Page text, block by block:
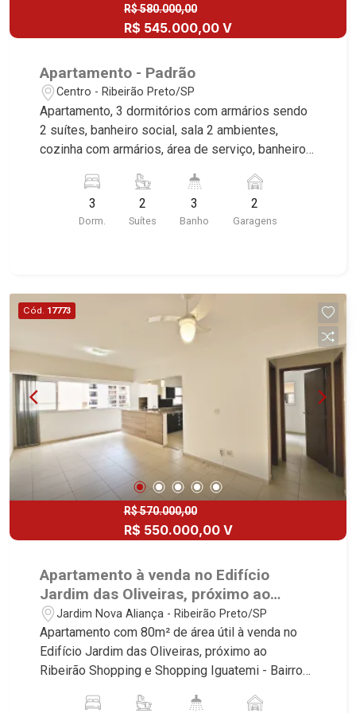
R$ 580.000,00
R$ 545.000,00 V
Apartamento - Padrão
Centro - Ribeirão Preto/SP
Apartamento, 3 dormitórios com armários sendo
2 suítes, banheiro social, sala 2 ambientes,
cozinha com armários, área de serviço, banheiro
vagas cobertas, excelente localização, próximo
ao Santa Úrsula.
3
Dorm.
2
Suítes
3
Banho
2
Garagens
Cód. 17773
R$ 570.000,00
R$ 550.000,00 V
Apartamento à venda no Edifício
Jardim das Oliveiras, próximo ao
Ribeirão Shopping e Shopping
Iguatemi - Ribeirão Preto/SP.
Jardim Nova Aliança - Ribeirão Preto/SP
Apartamento com 80m² de área útil à venda no
Edifício Jardim das Oliveiras, próximo ao
Ribeirão Shopping e Shopping Iguatemi - Bairro
as características deste imóvel que a Martinelli